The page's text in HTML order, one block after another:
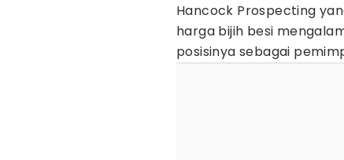
Hancock Prospecting
harga bijih besi
posisinya sebagai